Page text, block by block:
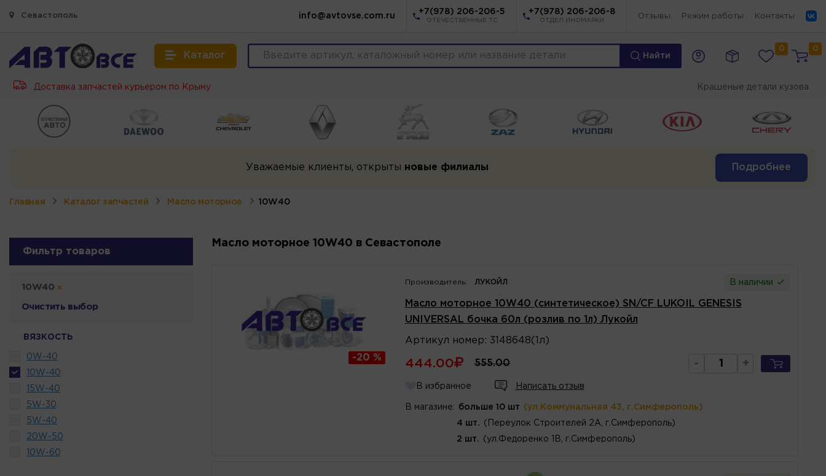
Севастополь info@avtovse.com.ru
+7(978) 206-206-5
ОТЕЧЕСТВЕННЫЕ ТС
+7(978) 206-206-8
ОТДЕЛ ИНОМАРКИ
Отзывы Режим работы Контакты
Каталог Найти
0 0
Доставка запчастей курьером по Крыму Крашеные детали кузова
Уважаемые клиенты, открыты новые филиалы Подробнее
Главная Каталог запчастей Масло моторное 10W40
Фильтр товаров
10W40
Очистить выбор
ВЯЗКОСТЬ
0W-40
10W-40
15W-40
5W-30
5W-40
20W-50
10W-60
Масло моторное 10W40 в Севастополе
-20 %
Производитель: ЛУКОЙЛ В наличии
Масло моторное 10W40 (синтетическое) SN/CF LUKOIL GENESIS
UNIVERSAL бочка 60л (розлив по 1л) Лукойл
Артикул номер : 3148648(1л)
444.00 555.00 - +
В избранное Написать отзыв
В магазине: больше 10 шт (ул.Коммунальная 43, г.Симферополь)
4 шт. (Переулок Строителей 2А, г.Симферополь)
2 шт. (ул.Федоренко 1В, г.Симферополь)